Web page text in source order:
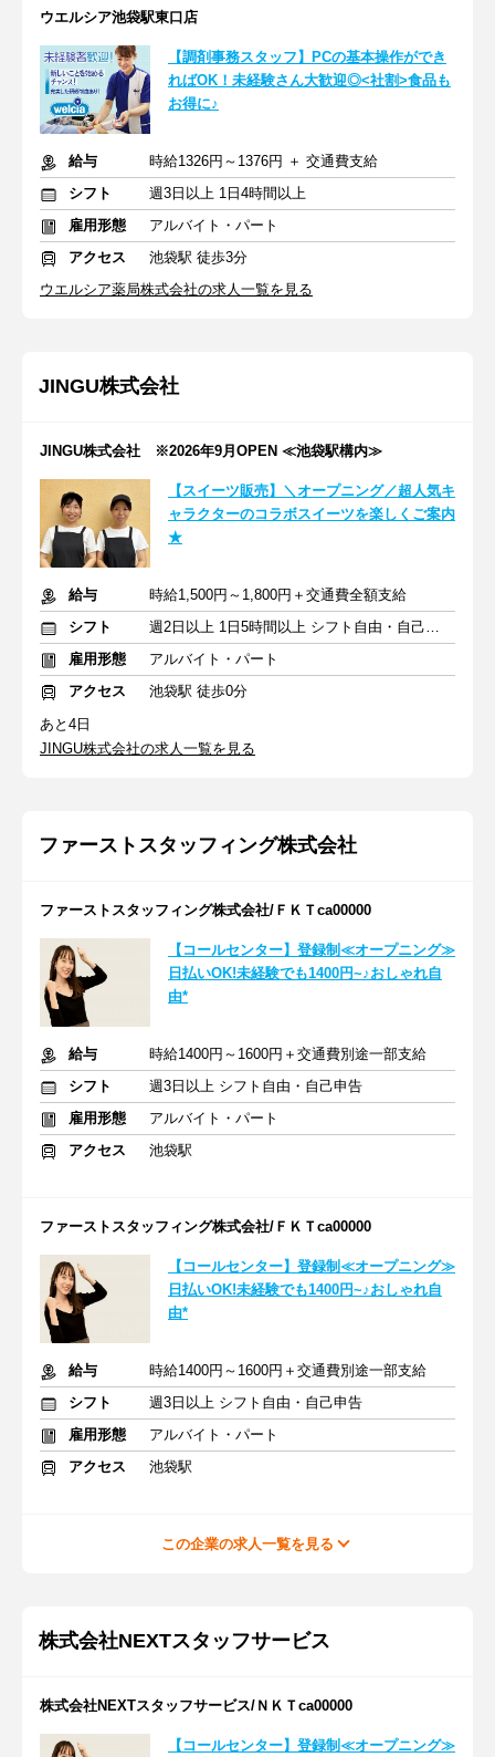
ウエルシア池袋駅東口店
【調剤事務スタッフ】PCの基本操作ができ
ればOK！未経験さん大歓迎◎<社割>食品も
お得に♪
給与
時給1326円～1376円 ＋ 交通費支給
シフト
週3日以上 1日4時間以上
雇用形態
アルバイト・パート
アクセス
池袋駅 徒歩3分
ウエルシア薬局株式会社の求人一覧を見る
JINGU株式会社
JINGU株式会社 ※2026年9月OPEN ≪池袋駅構内≫
【スイーツ販売】＼オープニング／超人気キ
ャラクターのコラボスイーツを楽しくご案内
★
給与
時給1,500円～1,800円＋交通費全額支給
シフト
週2日以上 1日5時間以上 シフト自由・自己申告
雇用形態
アルバイト・パート
アクセス
池袋駅 徒歩0分
あと4日
JINGU株式会社の求人一覧を見る
ファーストスタッフィング株式会社
ファーストスタッフィング株式会社/ＦＫＴca00000
【コールセンター】登録制≪オープニング≫
日払いOK!未経験でも1400円~♪おしゃれ自
由*
給与
時給1400円～1600円＋交通費別途一部支給
シフト
週3日以上 シフト自由・自己申告
雇用形態
アルバイト・パート
アクセス
池袋駅
ファーストスタッフィング株式会社/ＦＫＴca00000
【コールセンター】登録制≪オープニング≫
日払いOK!未経験でも1400円~♪おしゃれ自
由*
給与
時給1400円～1600円＋交通費別途一部支給
シフト
週3日以上 シフト自由・自己申告
雇用形態
アルバイト・パート
アクセス
池袋駅
この企業の求人一覧を見る
株式会社NEXTスタッフサービス
株式会社NEXTスタッフサービス/ＮＫＴca00000
【コールセンター】登録制≪オープニング≫